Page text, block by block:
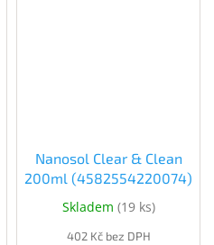
Nanosol Clear & Clean
200ml (4582554220074)
Skladem (19 ks)
402 Kč bez DPH